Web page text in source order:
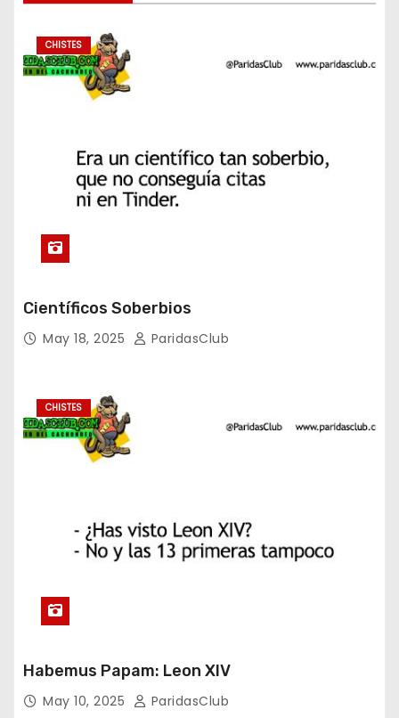
CHISTES
Científicos Soberbios
May 18, 2025 ParidasClub
CHISTES
Habemus Papam: Leon XIV
May 10, 2025 ParidasClub